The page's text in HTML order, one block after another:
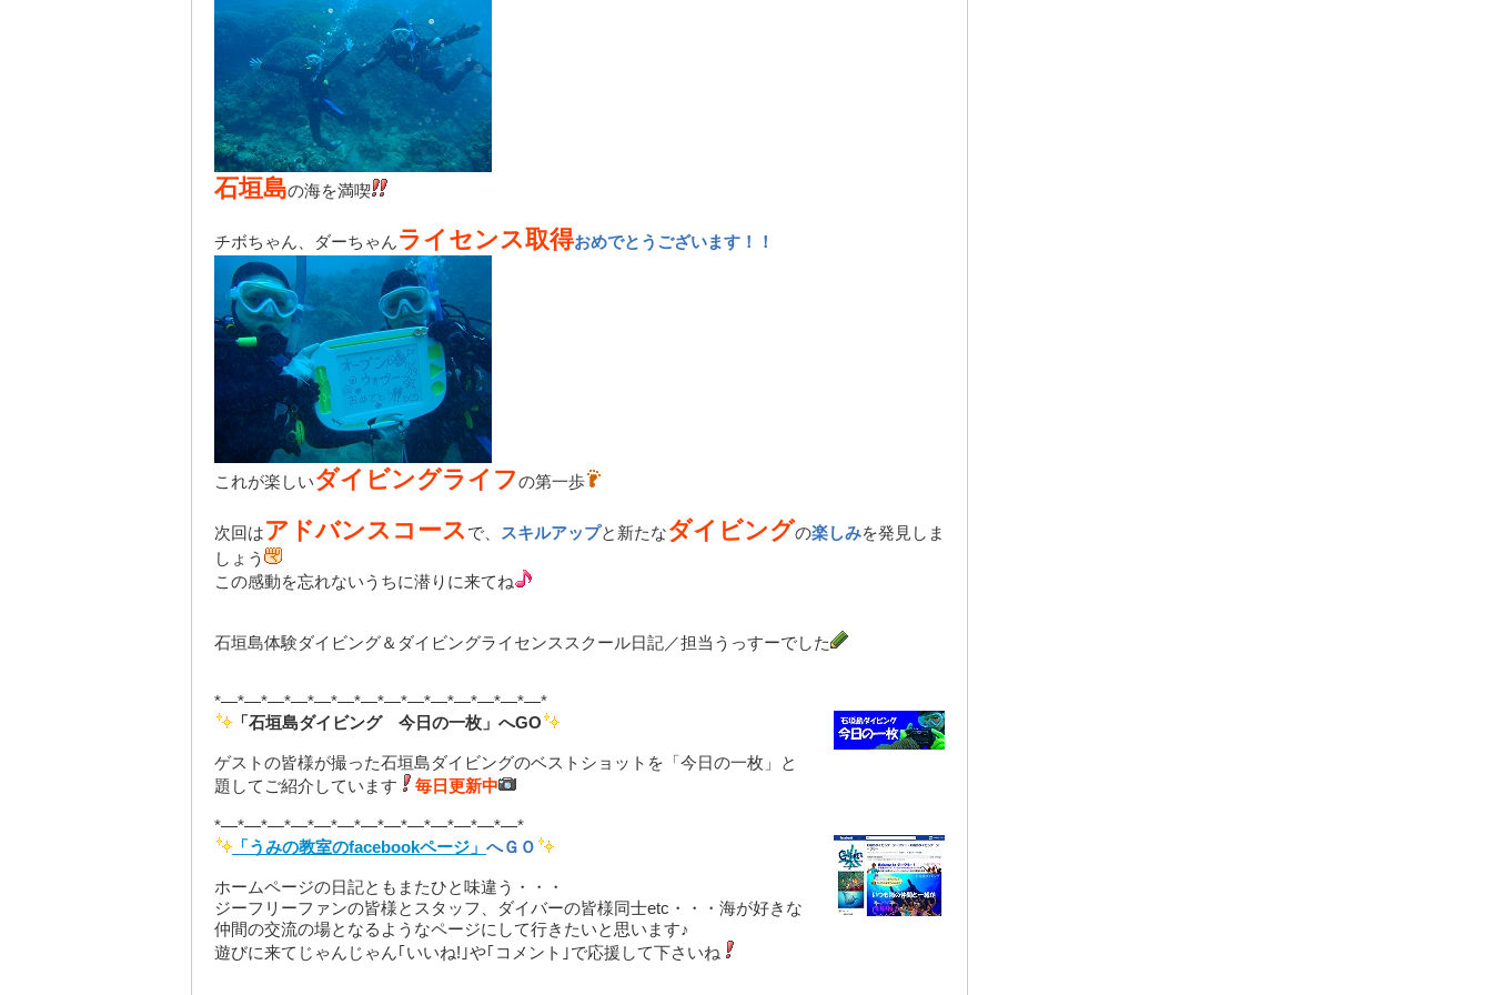
石垣島の海を満喫
チボちゃん、ダーちゃんライセンス取得おめでとうございます！！
これが楽しいダイビングライフの第一歩
次回はアドバンスコース で、 スキルアップと新たなダイビングの楽しみを発見しま
しょう
この感動を忘れないうちに潜りに来てね
石垣島体験ダイビング＆ダイビングライセンススクール日記／担当うっすーでした
*—*—*—*—*—*—*—*—*—*—*—*—*—*—*
「石垣島ダイビング 今日の一枚」へGO
ゲストの皆様が撮った石垣島ダイビングのベストショットを「今日の一枚」と
題してご紹介しています
毎日更新中
*—*—*—*—*—*—*—*—*—*—*—*—*—*
「うみの教室のfacebookページ」 へＧＯ
ホームページの日記ともまたひと味違う・・・
ジーフリーファンの皆様とスタッフ、ダイバーの皆様同士etc・・・海が好きな
仲間の交流の場となるようなページにして行きたいと思います♪
遊びに来てじゃんじゃん｢いいね!｣や｢コメント｣で応援して下さいね